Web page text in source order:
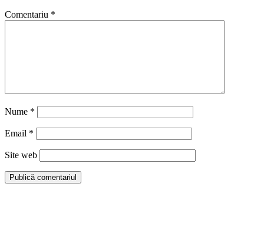
Comentariu *
Nume *
Email *
Site web